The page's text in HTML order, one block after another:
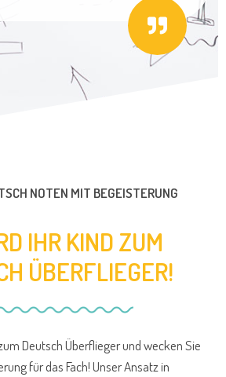
NOTEN MIT BEGEISTERUNG
IHR KIND ZUM
ÜBERFLIEGER!
Deutsch Überflieger und wecken Sie
für das Fach! Unser Ansatz in